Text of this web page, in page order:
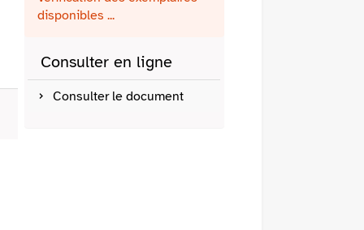
disponibles ...
Consulter en ligne
Consulter le document